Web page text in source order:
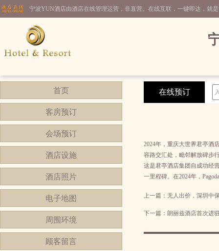
宁波YUN酒店由酒店在线管理运营，非直营。在线互联，一键即达，就
首页
客房预订
会场预订
酒店设施
酒店照片
电子地图
周围环境
顾客留言
在线预订
2024年，重庆大世界君亭酒
容路交汇处，毗邻解放碑步
这是君亭酒店集团自成功经
一里程碑。在2024年，
上一篇： 无人出价，深圳中
下一篇： 朗丽兹酒店首次进